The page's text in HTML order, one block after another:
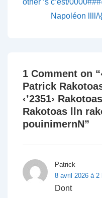
other ‘s c’est/
Napoléon llll/
1 Comment on “
Patrick
‹’2351›
Rakotoas lln
pouinimernN”
Patrick
8 avril 2026 à 2
Dont